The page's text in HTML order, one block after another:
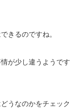
きるのですね。
が少し違うようです
うなのかをチェック